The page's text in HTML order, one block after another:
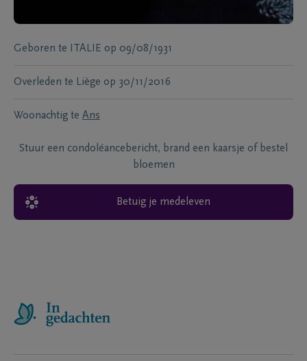
Geboren te ITALIE op 09/08/1931
Overleden te Liège op 30/11/2016
Woonachtig te Ans
Stuur een condoléancebericht, brand een kaarsje of bestel
bloemen
Betuig je medeleven